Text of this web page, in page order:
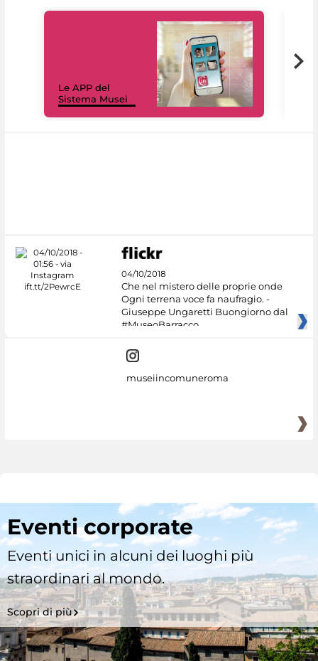
Le APP del
Sistema Musei
04/10/2018
Che nel mistero delle proprie onde
Ogni terrena voce fa naufragio. -
Giuseppe Ungaretti Buongiorno dal
#MuseoBarracco
museiincomuneroma
Eventi corporate
Eventi unici in alcuni dei luoghi più
straordinari al mondo.
Scopri di più